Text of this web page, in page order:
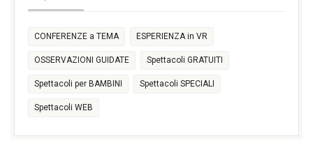
CONFERENZE a TEMA ESPERIENZA in VR
OSSERVAZIONI GUIDATE Spettacoli GRATUITI
Spettacoli per BAMBINI Spettacoli SPECIALI
Spettacoli WEB